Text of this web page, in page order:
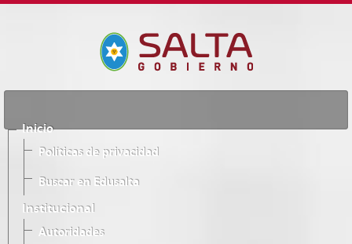
Inicio
Políticas de privacidad
Buscar en Edusalta
Institucional
Autoridades